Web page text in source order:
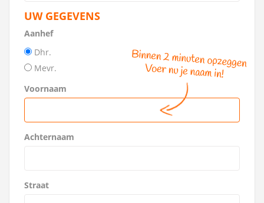
UW GEGEVENS
Aanhef
Dhr.
Mevr.
Voornaam
Achternaam
Straat